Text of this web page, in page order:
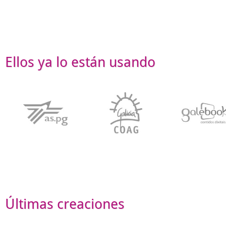
Ellos ya lo están usando
Últimas creaciones